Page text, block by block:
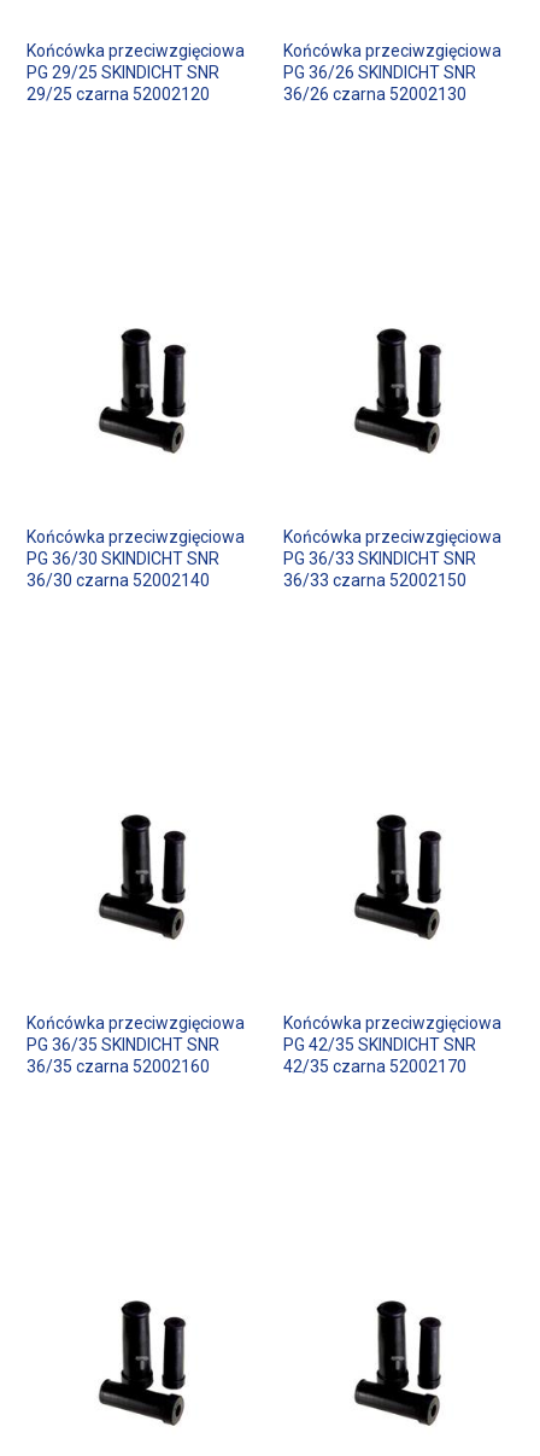
Końcówka przeciwzgięciowa
PG 29/25 SKINDICHT SNR
29/25 czarna 52002120
Końcówka przeciwzgięciowa
PG 36/26 SKINDICHT SNR
36/26 czarna 52002130
Końcówka przeciwzgięciowa
PG 36/30 SKINDICHT SNR
36/30 czarna 52002140
Końcówka przeciwzgięciowa
PG 36/33 SKINDICHT SNR
36/33 czarna 52002150
Końcówka przeciwzgięciowa
PG 36/35 SKINDICHT SNR
36/35 czarna 52002160
Końcówka przeciwzgięciowa
PG 42/35 SKINDICHT SNR
42/35 czarna 52002170